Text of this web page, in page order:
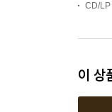
CD/LP
이 상